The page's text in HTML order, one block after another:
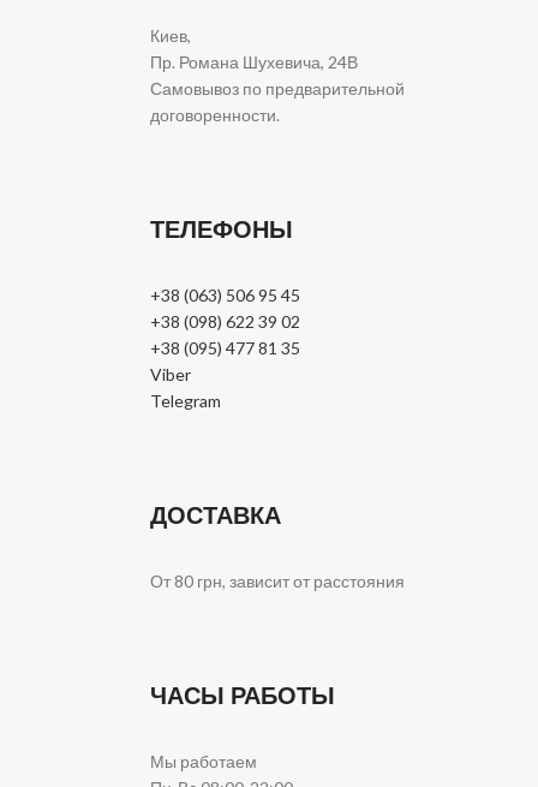
Киев,
Пр. Романа Шухевича, 24В
Самовывоз по предварительной
договоренности.
ТЕЛЕФОНЫ
+38 (063) 506 95 45
+38 (098) 622 39 02
+38 (095) 477 81 35
Viber
Telegram
ДОСТАВКА
От 80 грн, зависит от расстояния
ЧАСЫ РАБОТЫ
Мы работаем